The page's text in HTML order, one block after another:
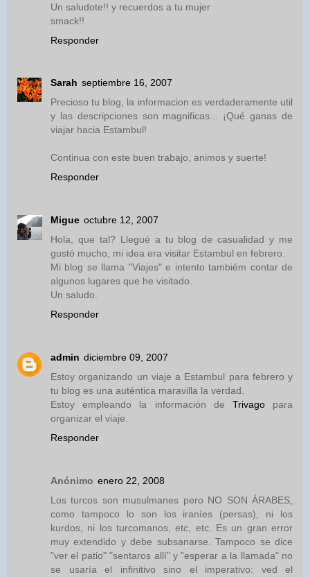
Un saludote!! y recuerdos a tu mujer
smack!!
Responder
Sarah septiembre 16, 2007
Precioso tu blog, la informacion es verdaderamente util
y las descripciones son magnificas... ¡Qué ganas de
viajar hacia Estambul!
Continua con este buen trabajo, animos y suerte!
Responder
Migue octubre 12, 2007
Hola, que tal? Llegué a tu blog de casualidad y me
gustó mucho, mi idea era visitar Estambul en febrero.
Mi blog se llama "Viajes" e intento tambiém contar de
algunos lugares que he visitado.
Un saludo.
Responder
admin diciembre 09, 2007
Estoy organizando un viaje a Estambul para febrero y
tu blog es una auténtica maravilla la verdad.
Estoy empleando la información de Trivago para
organizar el viaje.
Responder
Anónimo enero 22, 2008
Los turcos son musulmanes pero NO SON ÁRABES,
como tampoco lo son los iraníes (persas), ni los
kurdos, ni los turcomanos, etc, etc. Es un gran error
muy extendido y debe subsanarse. Tampoco se dice
"ver el patio" "sentaros allí" y "esperar a la llamada" no
se usaría el infinitivo sino el imperativo: ved el